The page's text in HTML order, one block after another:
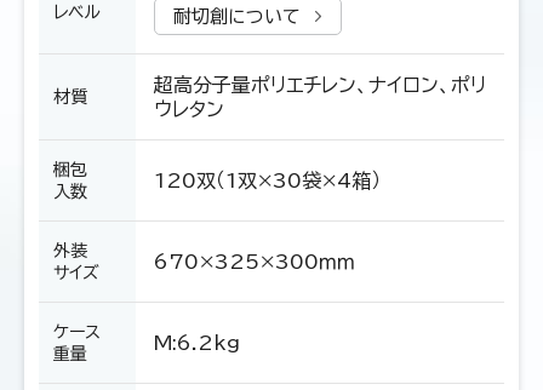
レベル
耐切創について
材質
超高分子量ポリエチレン、ナイロン、ポリ
ウレタン
梱包
入数
120双（1双×30袋×4箱）
外装
サイズ
670×325×300ｍｍ
ケース
重量
M:6.2kg